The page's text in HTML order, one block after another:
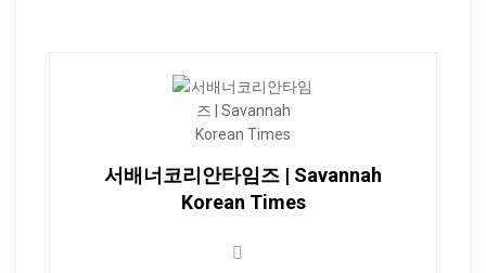
서배너코리안타임즈 | Savannah
Korean Times